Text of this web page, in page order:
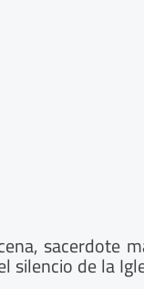
sacerdote
de la